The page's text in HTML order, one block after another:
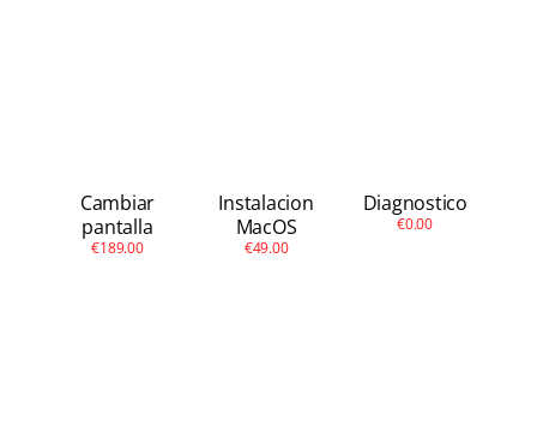
Cambiar
pantalla
€189.00
Instalacion
MacOS
€49.00
Diagnostico
€0.00